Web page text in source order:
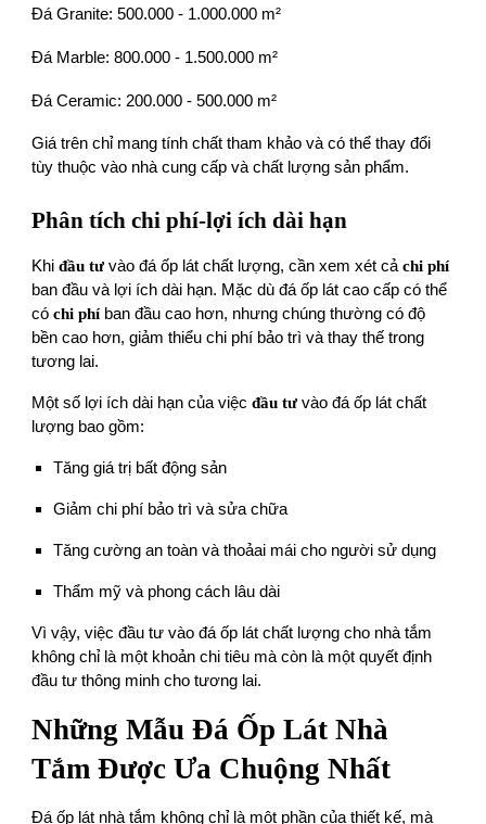
Đá Granite: 500.000 - 1.000.000 m²
Đá Marble: 800.000 - 1.500.000 m²
Đá Ceramic: 200.000 - 500.000 m²
Giá trên chỉ mang tính chất tham khảo và có thể thay đổi
tùy thuộc vào nhà cung cấp và chất lượng sản phẩm.
Phân tích chi phí-lợi ích dài hạn
Khiđầu tưvào đá ốp lát chất lượng, cần xem xét cảchi phí
ban đầu và lợi ích dài hạn. Mặc dù đá ốp lát cao cấp có thể
cóchi phíban đầu cao hơn, nhưng chúng thường có độ
bền cao hơn, giảm thiểu chi phí bảo trì và thay thế trong
tương lai.
Một số lợi ích dài hạn của việcđầu tưvào đá ốp lát chất
lượng bao gồm:
Tăng giá trị bất động sản
Giảm chi phí bảo trì và sửa chữa
Tăng cường an toàn và thoảai mái cho người sử dụng
Thẩm mỹ và phong cách lâu dài
Vì vậy, việc đầu tư vào đá ốp lát chất lượng cho nhà tắm
không chỉ là một khoản chi tiêu mà còn là một quyết định
đầu tư thông minh cho tương lai.
Những Mẫu Đá Ốp Lát Nhà
Tắm Được Ưa Chuộng Nhất
Đá ốp lát nhà tắm không chỉ là một phần của thiết kế, mà